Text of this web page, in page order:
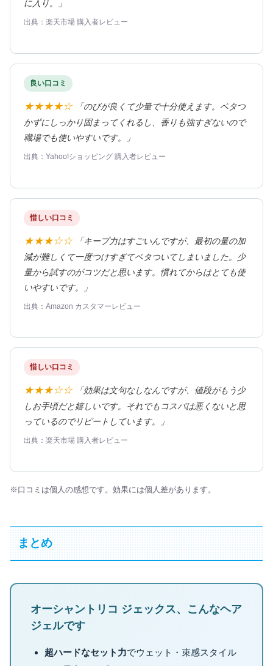
に入り。」
出典：楽天市場 購入者レビュー
良い口コミ
★★★★☆
「のびが良くて少量で十分使えます。ベタつ
かずにしっかり固まってくれるし、香りも強すぎないので
職場でも使いやすいです。」
出典：Yahoo!ショッピング 購入者レビュー
惜しい口コミ
★★★☆☆
「キープ力はすごいんですが、最初の量の加
減が難しくて一度つけすぎてベタついてしまいました。少
量から試すのがコツだと思います。慣れてからはとても使
いやすいです。」
出典：Amazon カスタマーレビュー
惜しい口コミ
★★★☆☆
「効果は文句なしなんですが、値段がもう少
しお手頃だと嬉しいです。それでもコスパは悪くないと思
っているのでリピートしています。」
出典：楽天市場 購入者レビュー
※口コミは個人の感想です。効果には個人差があります。
まとめ
オーシャントリコ ジェックス、こんなヘア
ジェルです
超ハードなセット力でウェット・束感スタイル